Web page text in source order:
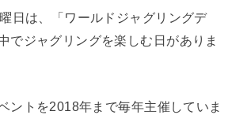
日は、「ワールドジャグリングデ
でジャグリングを楽しむ日がありま
ントを2018年まで毎年主催していま